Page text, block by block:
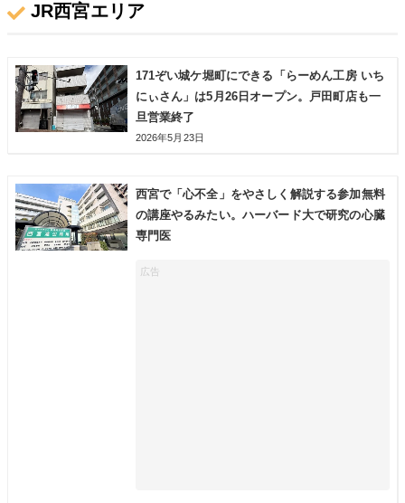
JR西宮エリア
171ぞい城ケ堀町にできる「らーめん工房 いち
にぃさん」は5月26日オープン。戸田町店も一
旦営業終了
2026年5月23日
西宮で「心不全」をやさしく解説する参加無料
の講座やるみたい。ハーバード大で研究の心臓
専門医